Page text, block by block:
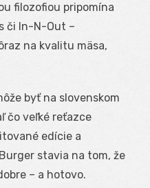
filozofiou pripomína
či In-N-Out –
na kvalitu mäsa,
byť na slovenskom
čo veľké reťazce
edície a
stavia na tom, že
– a hotovo.